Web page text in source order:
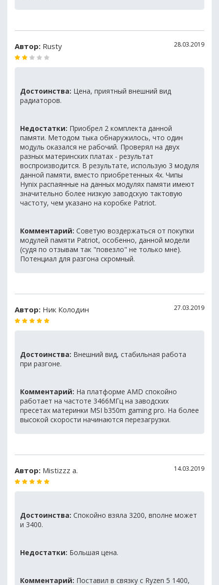
Автор: Rusty 28.03.2019
Достоинства: Цена, приятный внешний вид
радиаторов.
Недостатки: Приобрел 2 комплекта данной
памяти. Методом тыка обнаружилось, что один
модуль оказался не рабочий. Проверял на двух
разных материнских платах - результат
воспроизводится. В результате, использую 3 модуля
данной памяти, вместо приобретенных 4х. Чипы
Hynix распаянные на данных модулях памяти имеют
значительно более низкую заводскую тактовую
частоту, чем указано на коробке Patriot.
Комментарий: Советую воздержаться от покупки
модулей памяти Patriot, особенно, данной модели
(судя по отзывам так "повезло" не только мне).
Потенциал для разгона скромный.
Автор: Ник Колодин 27.03.2019
Достоинства: Внешний вид, стабильная работа
при разгоне.
Комментарий: На платформе AMD спокойно
работает на частоте 3466МГц на заводских
пресетах материнки MSI b350m gaming pro. На более
высокой скорости начинаются перезагрузки.
Автор: Mistizzz a. 14.03.2019
Достоинства: Спокойно взяла 3200, вполне может
и 3400.
Недостатки: Большая цена.
Комментарий: Поставил в связку с Ryzen 5 1400,